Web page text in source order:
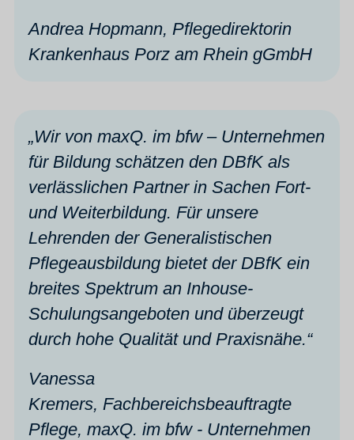
Andrea Hopmann, Pflegedirektorin
Krankenhaus Porz am Rhein gGmbH
„Wir von maxQ. im bfw – Unternehmen
für Bildung schätzen den DBfK als
verlässlichen Partner in Sachen Fort-
und Weiterbildung. Für unsere
Lehrenden der Generalistischen
Pflegeausbildung bietet der DBfK ein
breites Spektrum an Inhouse-
Schulungsangeboten und überzeugt
durch hohe Qualität und Praxisnähe.“
Vanessa
Kremers, Fachbereichsbeauftragte
Pflege, maxQ. im bfw - Unternehmen